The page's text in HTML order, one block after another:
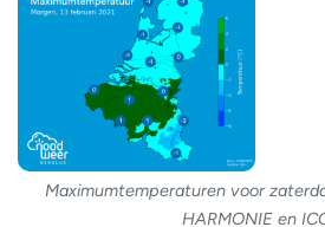
Maximumtemperaturen voor
HARMONIE en